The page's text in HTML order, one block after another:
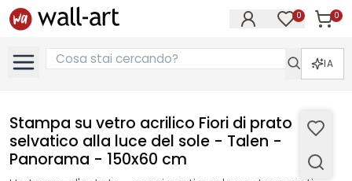
0 0
IA
Stampa su vetro acrilico Fiori di prato
selvatico alla luce del sole - Talen -
Panorama - 150x60 cm